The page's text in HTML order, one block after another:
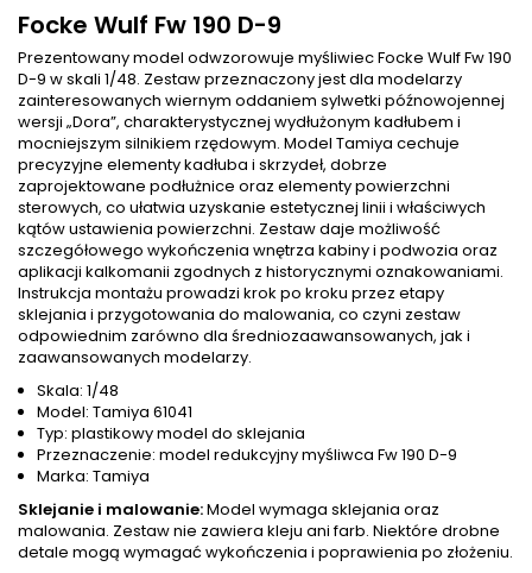
Focke Wulf Fw 190 D-9
Prezentowany model odwzorowuje myśliwiec Focke Wulf Fw 190
D-9 w skali 1/48. Zestaw przeznaczony jest dla modelarzy
zainteresowanych wiernym oddaniem sylwetki późnowojennej
wersji „Dora”, charakterystycznej wydłużonym kadłubem i
mocniejszym silnikiem rzędowym. Model Tamiya cechuje
precyzyjne elementy kadłuba i skrzydeł, dobrze
zaprojektowane podłużnice oraz elementy powierzchni
sterowych, co ułatwia uzyskanie estetycznej linii i właściwych
kątów ustawienia powierzchni. Zestaw daje możliwość
szczegółowego wykończenia wnętrza kabiny i podwozia oraz
aplikacji kalkomanii zgodnych z historycznymi oznakowaniami.
Instrukcja montażu prowadzi krok po kroku przez etapy
sklejania i przygotowania do malowania, co czyni zestaw
odpowiednim zarówno dla średniozaawansowanych, jak i
zaawansowanych modelarzy.
Skala: 1/48
Model: Tamiya 61041
Typ: plastikowy model do sklejania
Przeznaczenie: model redukcyjny myśliwca Fw 190 D-9
Marka: Tamiya
Sklejanie i malowanie:Model wymaga sklejania oraz
malowania. Zestaw nie zawiera kleju ani farb. Niektóre drobne
detale mogą wymagać wykończenia i poprawienia po złożeniu.